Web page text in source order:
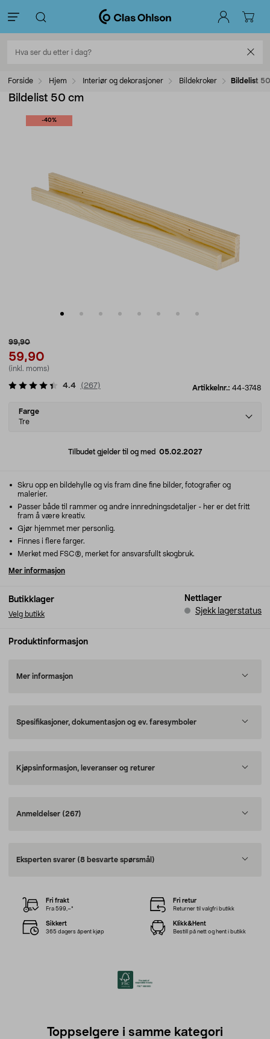
Forside Hjem Interiør og dekorasjoner Bildekroker Bildelist
Bildelist 50 cm
-40%
99,90
59,90
(inkl. moms)
Artikkelnr.: 44-3748
4.4 ( 267)
Select
variant
Farge
Tre
Tilbudet gjelder til og med 05.02.2027
Butikklager
Velg butikk
Nettlager
Sjekk lagerstatus
Skru opp en bildehylle og vis fram dine fine bilder, fotografier og
malerier.
Passer både til rammer og andre innredningsdetaljer - her er det fritt
fram å være kreativ.
Gjør hjemmet mer personlig.
Finnes i flere farger.
Merket med FSC®, merket for ansvarsfullt skogbruk.
Mer informasjon
Produktinformasjon
Mer informasjon
Spesifikasjoner, dokumentasjon og ev. faresymboler
Kjøpsinformasjon, leveranser og returer
Anmeldelser (267)
Eksperten svarer (8 besvarte spørsmål)
Fri frakt
Fra 599,–*
Fri retur
Returner til valgfri butikk
Sikkert
365 dagers åpent kjøp
Klikk&Hent
Bestill på nett og hent i butikk
Toppselgere i samme kategori